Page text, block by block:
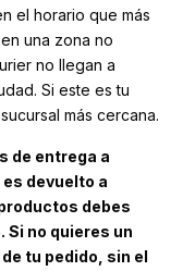
el horario que más
una zona no
no llegan a
Si este es tu
más cercana.
de entrega a
devuelto a
debes
Si no quieres un
tu pedido, sin el